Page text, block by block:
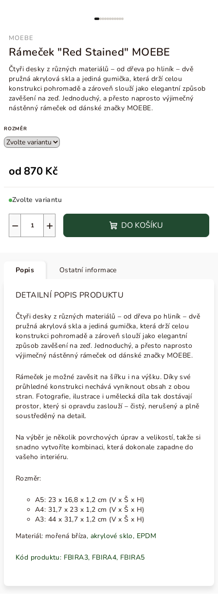
MOEBE
Rámeček "Red Stained" MOEBE
Čtyři desky z různých materiálů – od dřeva po hliník – dvě
pružná akrylová skla a jediná gumička, která drží celou
konstrukci pohromadě a zároveň slouží jako elegantní způsob
zavěšení na zeď. Jednoduchý, a přesto naprosto výjimečný
nástěnný rámeček od dánské značky MOEBE.
ROZMĚR
od870 Kč
Zvolte variantu
+
− DO KOŠÍKU
Popis Ostatní informace
DETAILNÍ POPIS PRODUKTU
Čtyři desky z různých materiálů – od dřeva po hliník – dvě
pružná akrylová skla a jediná gumička, která drží celou
konstrukci pohromadě a zároveň slouží jako elegantní
způsob zavěšení na zeď. Jednoduchý, a přesto naprosto
výjimečný nástěnný rámeček od dánské značky MOEBE.
Rámeček je možné zavěsit na šířku i na výšku. Díky své
průhledné konstrukci nechává vyniknout obsah z obou
stran. Fotografie, ilustrace i umělecká díla tak dostávají
prostor, který si opravdu zaslouží – čistý, nerušený a plně
soustředěný na detail.
Na výběr je několik povrchových úprav a velikostí, takže si
snadno vytvoříte kombinaci, která dokonale zapadne do
vašeho interiéru.
Rozměr:
A5: 23 x 16,8 x 1,2 cm (V x Š x H)
A4: 31,7 x 23 x 1,2 cm (V x Š x H)
A3: 44 x 31,7 x 1,2 cm (V x Š x H)
Materiál: mořená bříza, akrylové sklo, EPDM
Kód produktu: FBIRA3, FBIRA4, FBIRA5